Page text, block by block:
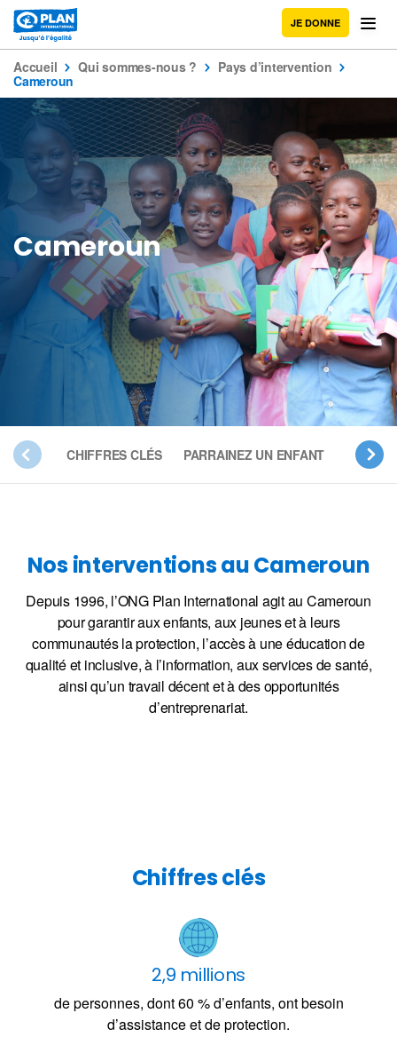
JE DONNE
Accueil Qui sommes-nous ?
Pays d’intervention
Cameroun
Cameroun
CHIFFRES CLÉS PARRAINEZ UN ENFANT NOS
Nos interventions au Cameroun
Depuis 1996, l’ONG Plan International agit au Cameroun
pour garantir aux enfants, aux jeunes et à leurs
communautés la protection, l’accès à une éducation de
qualité et inclusive, à l’information, aux services de santé,
ainsi qu’un travail décent et à des opportunités
d’entreprenariat.
Chiffres clés
2,9 millions
de personnes, dont 60 % d’enfants, ont besoin
d’assistance et de protection.